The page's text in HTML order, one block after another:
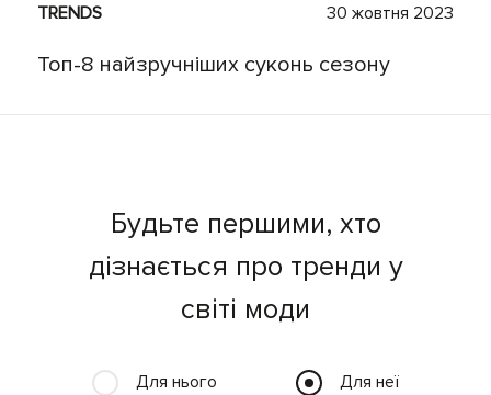
TRENDS 30 жовтня 2023
Топ-8 найзручніших суконь сезону
Будьте першими, хто
дізнається про тренди у
світі моди
Для нього Для неї